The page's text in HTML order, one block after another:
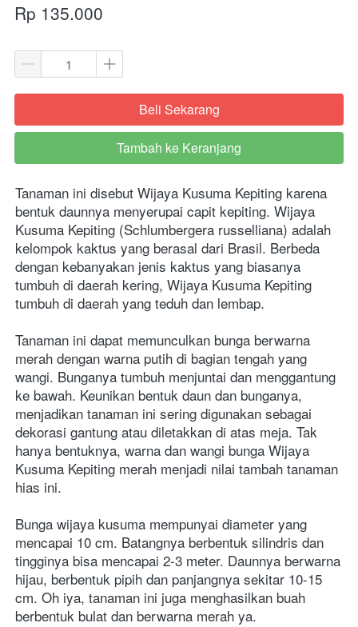
Rp 135.000
`Beli Sekarang
`
Tambah ke Keranjang
Tanaman ini disebut Wijaya Kusuma Kepiting karena
bentuk daunnya menyerupai capit kepiting. Wijaya
Kusuma Kepiting (Schlumbergera russelliana) adalah
kelompok kaktus yang berasal dari Brasil. Berbeda
dengan kebanyakan jenis kaktus yang biasanya
tumbuh di daerah kering, Wijaya Kusuma Kepiting
tumbuh di daerah yang teduh dan lembap.
Tanaman ini dapat memunculkan bunga berwarna
merah dengan warna putih di bagian tengah yang
wangi. Bunganya tumbuh menjuntai dan menggantung
ke bawah. Keunikan bentuk daun dan bunganya,
menjadikan tanaman ini sering digunakan sebagai
dekorasi gantung atau diletakkan di atas meja. Tak
hanya bentuknya, warna dan wangi bunga Wijaya
Kusuma Kepiting merah menjadi nilai tambah tanaman
hias ini.
Bunga wijaya kusuma mempunyai diameter yang
mencapai 10 cm. Batangnya berbentuk silindris dan
tingginya bisa mencapai 2-3 meter. Daunnya berwarna
hijau, berbentuk pipih dan panjangnya sekitar 10-15
cm. Oh iya, tanaman ini juga menghasilkan buah
berbentuk bulat dan berwarna merah ya.